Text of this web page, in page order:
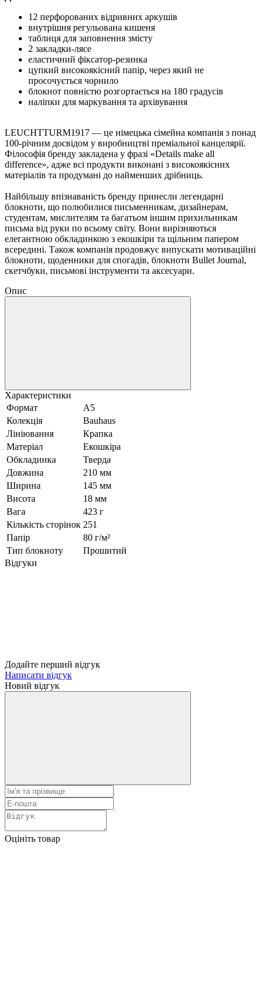
12 перфорованих відривних аркушів
внутрішня регульована кишеня
таблиця для заповнення змісту
2 закладки-лясе
еластичний фіксатор-резинка
цупкий високоякісний папір, через який не
просочується чорнило
блокнот повністю розгортається на 180 градусів
наліпки для маркування та архівування
LEUCHTTURM1917 — це німецька сімейна компанія з понад
100-річним досвідом у виробництві преміальної канцелярії.
Філософія бренду закладена у фразі «Details make all
difference», адже всі продукти виконані з високоякісних
матеріалів та продумані до найменших дрібниць.
Найбільшу впізнаваність бренду принесли легендарні
блокноти, що полюбилися письменникам, дизайнерам,
студентам, мислителям та багатьом іншим прихильникам
письма від руки по всьому світу. Вони вирізняються
елегантною обкладинкою з екошкіри та щільним папером
всередині. Також компанія продовжує випускати мотиваційні
блокноти, щоденники для спогадів, блокноти Bullet Journal,
скетчбуки, письмові інструменти та аксесуари.
Опис
Характеристики
Формат
A5
Колекція
Bauhaus
Лініювання
Крапка
Матеріал
Екошкіра
Обкладинка
Тверда
Довжина
210 мм
Ширина
145 мм
Висота
18 мм
Вага
423 г
Кількість сторінок 251
Папір
80 г/м²
Тип блокноту
Прошитий
Відгуки
Додайте перший відгук
Написати відгук
Новий відгук
Оцініть товар